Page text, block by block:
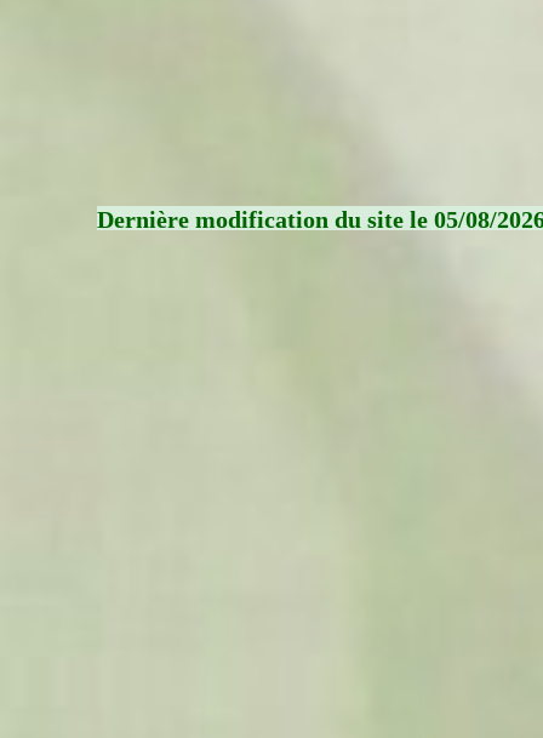
Dernière modification du site le 05/08/